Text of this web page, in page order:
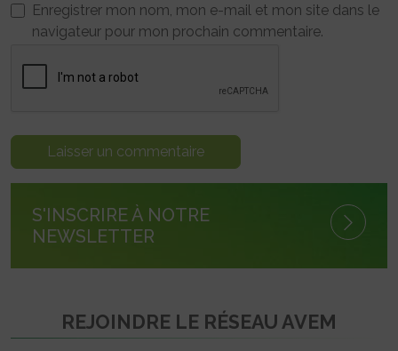
Enregistrer mon nom, mon e-mail et mon site dans le
navigateur pour mon prochain commentaire.
S'INSCRIRE À NOTRE
NEWSLETTER
REJOINDRE LE RÉSEAU AVEM